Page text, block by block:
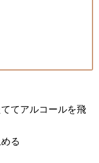
てアルコールを飛
る